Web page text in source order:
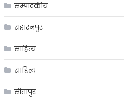
सम्पादकीय
सहारनपुर
साहित्य
साहित्य
सीतापुर